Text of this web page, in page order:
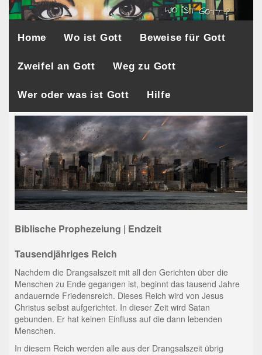
Home Wo ist Gott Beweise für Gott
Zweifel an Gott Weg zu Gott
Wer oder was ist Gott Hilfe
Biblische Prophezeiung | Endzeit
Tausendjähriges Reich
Nachdem die Drangsalszeit mit all den Gerichten über die
Menschen zu Ende gegangen ist, beginnt das tausend Jahre
andauernde Friedensreich. Dieses Reich wird von Jesus
Christus selbst aufgerichtet. In dieser Zeit wird Satan
gebunden. Er hat keinen Einfluss auf die dann lebenden
Menschen.
In diesem Reich werden alle aus der Drangsalszeit übrig